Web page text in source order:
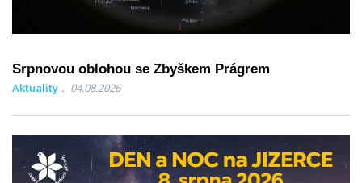
Srpnovou oblohou se Zbyškem Prágrem
Aktuality 04.08.2026